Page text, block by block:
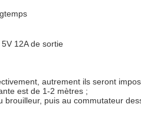
12A de sortie
autrement ils seront
est de 1-2 mètres ;
puis au commutateur